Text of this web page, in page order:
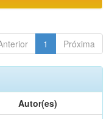
1 Próxima
Autor(es)